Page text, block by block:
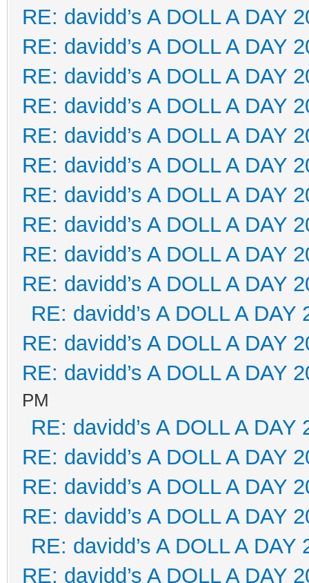
RE: davidd’s A DOLL A DAY
RE: davidd’s A DOLL A DAY
RE: davidd’s A DOLL A DAY
RE: davidd’s A DOLL A DAY
RE: davidd’s A DOLL A DAY
RE: davidd’s A DOLL A DAY
RE: davidd’s A DOLL A DAY
RE: davidd’s A DOLL A DAY
RE: davidd’s A DOLL A DAY
RE: davidd’s A DOLL A DAY
RE: davidd’s A DOLL A DAY
RE: davidd’s A DOLL A DAY
RE: davidd’s A DOLL A DAY
PM
RE: davidd’s A DOLL A DAY
RE: davidd’s A DOLL A DAY
RE: davidd’s A DOLL A DAY
RE: davidd’s A DOLL A DAY
RE: davidd’s A DOLL A DAY
RE: davidd’s A DOLL A DAY